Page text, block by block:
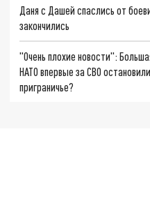
Даня с Дашей спаслись от
закончились
"Очень плохие новости":
НАТО впервые за СВО
приграничье?